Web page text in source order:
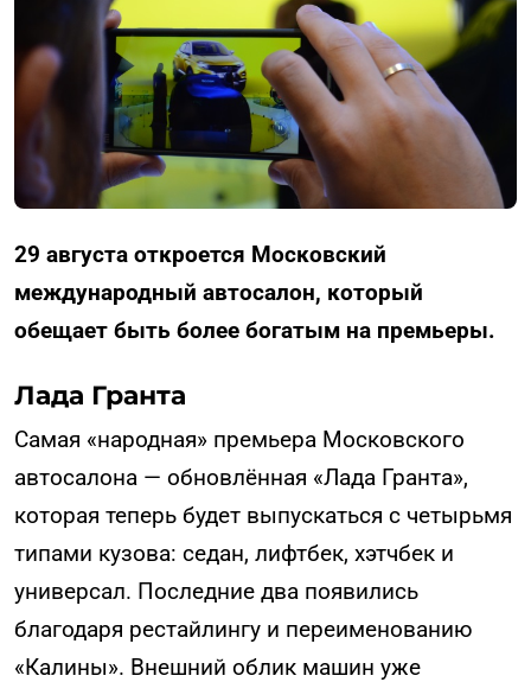
29 августа откроется Московский
международный автосалон, который
обещает быть более богатым на премьеры.
Лада Гранта
Самая «народная» премьера Московского
автосалона — обновлённая «Лада Гранта»,
которая теперь будет выпускаться с четырьмя
типами кузова: седан, лифтбек, хэтчбек и
универсал. Последние два появились
благодаря рестайлингу и переименованию
«Калины». Внешний облик машин уже